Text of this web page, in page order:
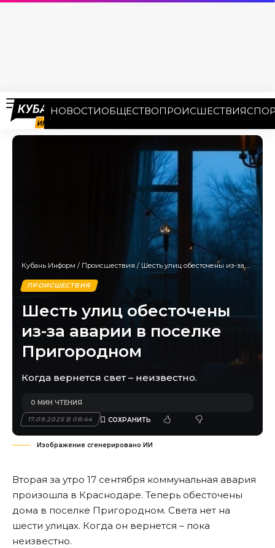
НОВОСТИОБЩЕСТВОПРОИСШЕСТВИЯ
Кубань Информ / Происшествия / Шесть улиц обесточены из-за аварии в поселке Пригородном
ПРОИСШЕСТВИЯ
Шесть улиц обесточены
из-за аварии в поселке
Пригородном
Когда вернется свет – неизвестно.
17.09.2025 В 08:44
0 МИН ЧТЕНИЯ
Изображение сгенерировано ИИ
Вторая за утро 17 сентября коммунальная авария
произошла в Краснодаре. Теперь обесточены
дома в поселке Пригородном. Света нет на
шести улицах. Когда он вернется – пока
неизвестно.